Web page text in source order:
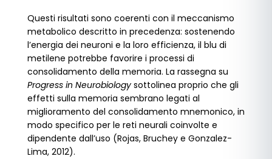
Questi risultati sono coerenti con il meccanismo
metabolico descritto in precedenza: sostenendo
l’energia dei neuroni e la loro efficienza, il blu di
metilene potrebbe favorire i processi di
consolidamento della memoria. La rassegna su
Progress in Neurobiologysottolinea proprio che gli
effetti sulla memoria sembrano legati al
miglioramento del consolidamento mnemonico, in
modo specifico per le reti neurali coinvolte e
dipendente dall’uso (Rojas, Bruchey e Gonzalez-
Lima, 2012).